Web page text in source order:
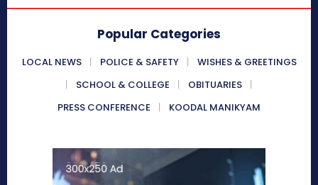
Popular Categories
LOCAL NEWS POLICE & SAFETY
WISHES & GREETINGS
SCHOOL & COLLEGE
OBITUARIES
PRESS CONFERENCE
KOODAL MANIKYAM